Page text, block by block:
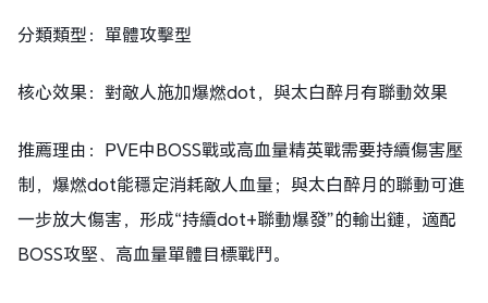
分類類型：單體攻擊型
核心效果：對敵人施加爆燃dot，與太白醉月有聯動效果
推薦理由：PVE中BOSS戰或高血量精英戰需要持續傷害壓
制，爆燃dot能穩定消耗敵人血量；與太白醉月的聯動可進
一步放大傷害，形成“持續dot+聯動爆發”的輸出鏈，適配
BOSS攻堅、高血量單體目標戰鬥。